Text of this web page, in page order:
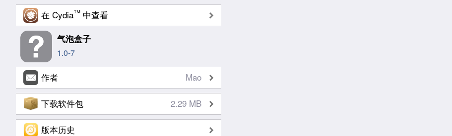
在 Cydia™ 中查看
气泡盒子
1.0-7
作者 Mao
下载软件包 2.29 MB
版本历史